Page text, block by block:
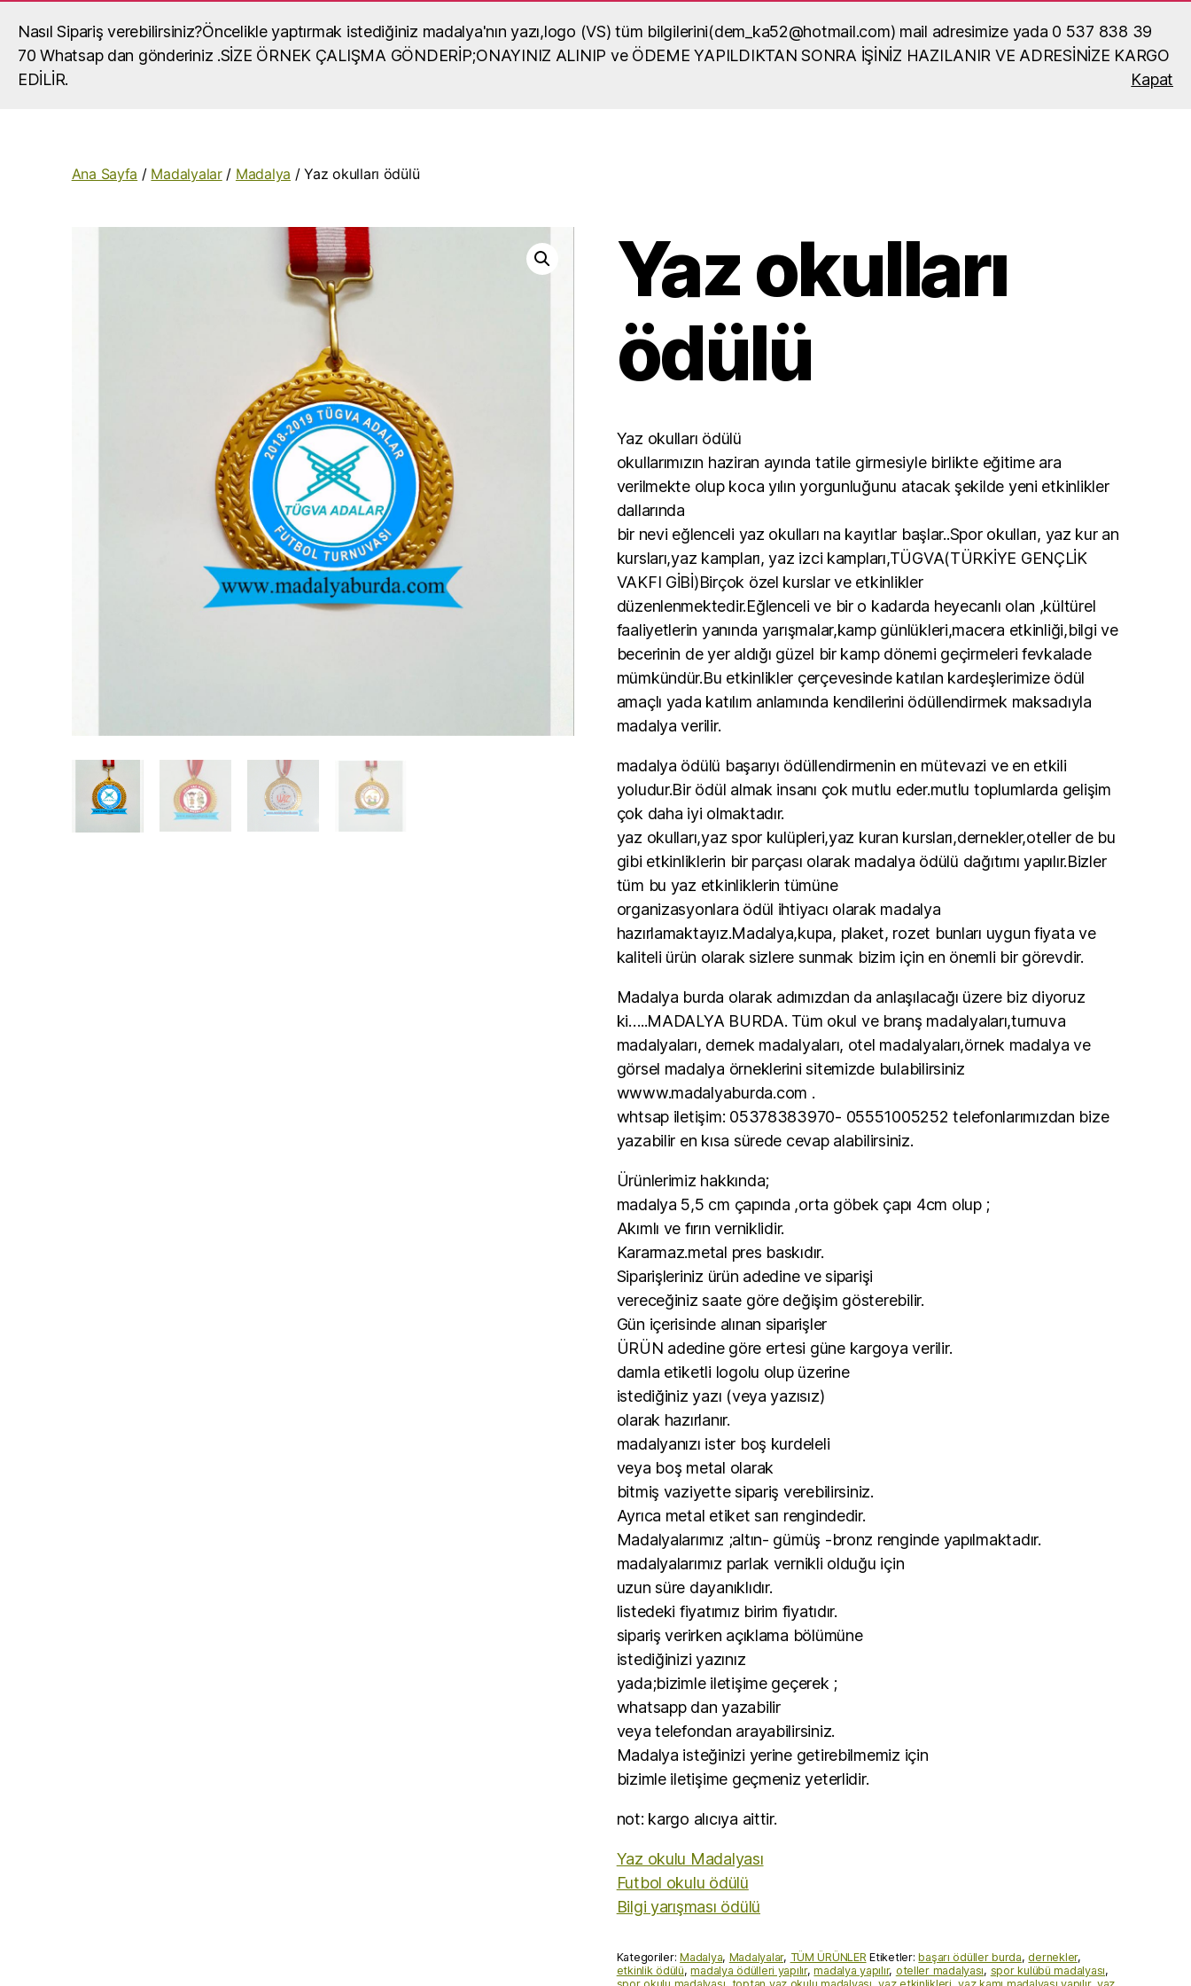
Nasıl Sipariş verebilirsiniz?Öncelikle yaptırmak istediğiniz madalya'nın yazı,logo (VS) tüm bilgilerini(dem_ka52@hotmail.com) mail adresimize yada 0 537 838 39
70 Whatsap dan gönderiniz .SİZE ÖRNEK ÇALIŞMA GÖNDERİP;ONAYINIZ ALINIP ve ÖDEME YAPILDIKTAN SONRA İŞİNİZ HAZILANIR VE ADRESİNİZE KARGO
EDİLİR.
Kapat
Madalya, madalya yaptırma, okul madalya örneği
okullar,organizasyonlar,turnuvalar için madalya,madalya yaptırma, madalya
fiyatları,madalya örnekleri ve madalyalar hakkında görsel içerikli bilgiler
Ara
Ana Sayfa / Madalyalar/ Madalya / Yaz okulları ödülü
Yaz okulları
ödülü
Yaz okulları ödülü
okullarımızın haziran ayında tatile girmesiyle birlikte eğitime ara
verilmekte olup koca yılın yorgunluğunu atacak şekilde yeni etkinlikler
dallarında
bir nevi eğlenceli yaz okulları na kayıtlar başlar..Spor okulları, yaz kur an
kursları,yaz kampları, yaz izci kampları,TÜGVA(TÜRKİYE GENÇLİK
VAKFI GİBİ)Birçok özel kurslar ve etkinlikler
düzenlenmektedir.Eğlenceli ve bir o kadarda heyecanlı olan ,kültürel
faaliyetlerin yanında yarışmalar,kamp günlükleri,macera etkinliği,bilgi ve
becerinin de yer aldığı güzel bir kamp dönemi geçirmeleri fevkalade
mümkündür.Bu etkinlikler çerçevesinde katılan kardeşlerimize ödül
amaçlı yada katılım anlamında kendilerini ödüllendirmek maksadıyla
madalya verilir.
madalya ödülü başarıyı ödüllendirmenin en mütevazi ve en etkili
yoludur.Bir ödül almak insanı çok mutlu eder.mutlu toplumlarda gelişim
çok daha iyi olmaktadır.
yaz okulları,yaz spor kulüpleri,yaz kuran kursları,dernekler,oteller de bu
gibi etkinliklerin bir parçası olarak madalya ödülü dağıtımı yapılır.Bizler
tüm bu yaz etkinliklerin tümüne
organizasyonlara ödül ihtiyacı olarak madalya
hazırlamaktayız.Madalya,kupa, plaket, rozet bunları uygun fiyata ve
kaliteli ürün olarak sizlere sunmak bizim için en önemli bir görevdir.
Madalya burda olarak adımızdan da anlaşılacağı üzere biz diyoruz
ki…..MADALYA BURDA. Tüm okul ve branş madalyaları,turnuva
madalyaları, dernek madalyaları, otel madalyaları,örnek madalya ve
görsel madalya örneklerini sitemizde bulabilirsiniz
wwww.madalyaburda.com .
whtsap iletişim: 05378383970- 05551005252 telefonlarımızdan bize
yazabilir en kısa sürede cevap alabilirsiniz.
Ürünlerimiz hakkında;
madalya 5,5 cm çapında ,orta göbek çapı 4cm olup ;
Akımlı ve fırın verniklidir.
Kararmaz.metal pres baskıdır.
Siparişleriniz ürün adedine ve siparişi
vereceğiniz saate göre değişim gösterebilir.
Gün içerisinde alınan siparişler
ÜRÜN adedine göre ertesi güne kargoya verilir.
damla etiketli logolu olup üzerine
istediğiniz yazı (veya yazısız)
olarak hazırlanır.
madalyanızı ister boş kurdeleli
veya boş metal olarak
bitmiş vaziyette sipariş verebilirsiniz.
Ayrıca metal etiket sarı rengindedir.
Madalyalarımız ;altın- gümüş -bronz renginde yapılmaktadır.
madalyalarımız parlak vernikli olduğu için
uzun süre dayanıklıdır.
listedeki fiyatımız birim fiyatıdır.
sipariş verirken açıklama bölümüne
istediğinizi yazınız
yada;bizimle iletişime geçerek ;
whatsapp dan yazabilir
veya telefondan arayabilirsiniz.
Madalya isteğinizi yerine getirebilmemiz için
bizimle iletişime geçmeniz yeterlidir.
not: kargo alıcıya aittir.
Yaz okulu Madalyası
Futbol okulu ödülü
Bilgi yarışması ödülü
Kategoriler:Madalya, Madalyalar, TÜM ÜRÜNLER Etiketler:başarı ödüller burda,dernekler,
etkinlik ödülü,madalya ödülleri yapılır,madalya yapılır, oteller madalyası, spor kulübü madalyası,